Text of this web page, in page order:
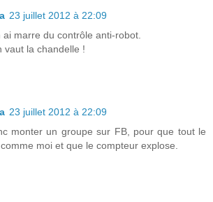
23 juillet 2012 à 22:09
ai marre du contrôle anti-robot.
vaut la chandelle !
23 juillet 2012 à 22:09
monter un groupe sur FB, pour que tout le
moi et que le compteur explose.